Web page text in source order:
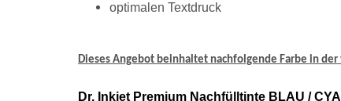
optimalen Textdruck
Dieses Angebot beinhaltet nachfolgende Farbe in
Dr. Inkjet Premium Nachfülltinte BLAU /